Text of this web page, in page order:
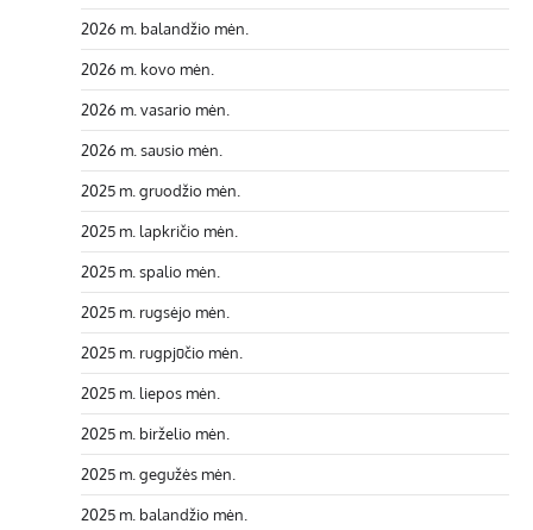
2026 m. balandžio mėn.
2026 m. kovo mėn.
2026 m. vasario mėn.
2026 m. sausio mėn.
2025 m. gruodžio mėn.
2025 m. lapkričio mėn.
2025 m. spalio mėn.
2025 m. rugsėjo mėn.
2025 m. rugpjūčio mėn.
2025 m. liepos mėn.
2025 m. birželio mėn.
2025 m. gegužės mėn.
2025 m. balandžio mėn.